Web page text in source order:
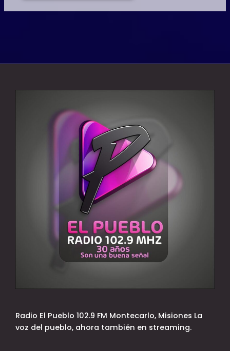
Radio El Pueblo 102.9 FM Montecarlo, Misiones La
voz del pueblo, ahora también en streaming.